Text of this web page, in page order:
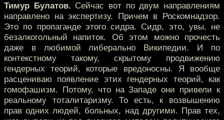
Тимур Булатов. Сейчас вот по двум направлениям
направлено на экспертизу. Причем в Роскомнадзор.
Это по пропаганде этого сидра. Сидр, это, увы, не
безалкогольный напиток. Об этом можно прочесть
даже в любимой либерально Википедии. И по
контекстному такому, скрытому продвижению
гендерных теорий, которые вредоносны. Я вообще
расцениваю появление этих гендерных теорий, как
гомофашизм. Потому, что на Западе они привели к
реальному тоталитаризму. То есть, к возвышению
прав одних людей, больных, над другими. Прав тех,